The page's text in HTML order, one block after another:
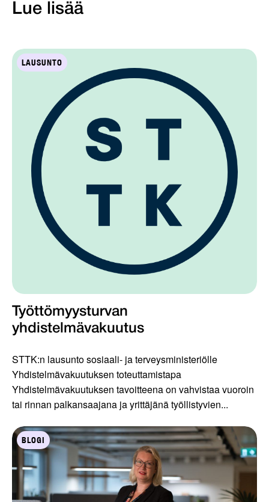
Lue lisää
LAUSUNTO
Työttömyysturvan
yhdistelmävakuutus
STTK:n lausunto sosiaali- ja terveysministeriölle
Yhdistelmävakuutuksen toteuttamistapa
Yhdistelmävakuutuksen tavoitteena on vahvistaa vuoroin
tai rinnan palkansaajana ja yrittäjänä työllistyvien...
BLOGI